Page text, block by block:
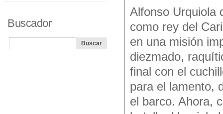
Alfonso Urquiola
como rey del
en una misión
diezmado,
final con el
para el lamento,
el barco. Ahora,
Buscador